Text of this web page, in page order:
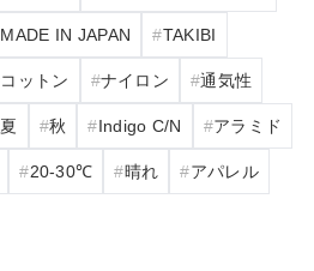
MADE IN JAPAN TAKIBI
コットン ナイロン 通気性
夏 秋 Indigo C/N アラミド
20‐30℃ 晴れ アパレル